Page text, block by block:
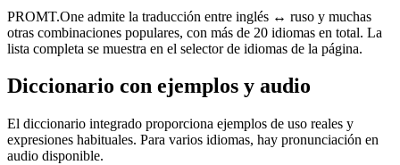
PROMT.One admite la traducción entre inglés ↔ ruso y muchas
otras combinaciones populares, con más de 20 idiomas en total. La
lista completa se muestra en el selector de idiomas de la página.
Diccionario con ejemplos y audio
El diccionario integrado proporciona ejemplos de uso reales y
expresiones habituales. Para varios idiomas, hay pronunciación en
audio disponible.